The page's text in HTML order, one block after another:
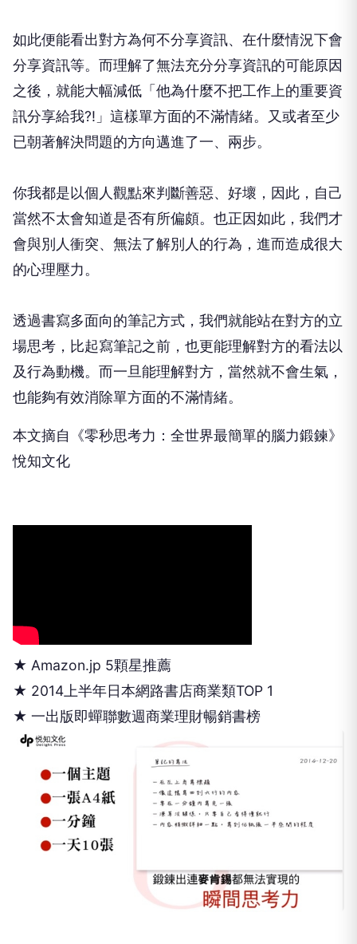
如此便能看出對方為何不分享資訊、在什麼情況下會
分享資訊等。而理解了無法充分分享資訊的可能原因
之後，就能大幅減低「他為什麼不把工作上的重要資
訊分享給我?!」這樣單方面的不滿情緒。又或者至少
已朝著解決問題的方向邁進了一、兩步。
你我都是以個人觀點來判斷善惡、好壞，因此，自己
當然不太會知道是否有所偏頗。也正因如此，我們才
會與別人衝突、無法了解別人的行為，進而造成很大
的心理壓力。
透過書寫多面向的筆記方式，我們就能站在對方的立
場思考，比起寫筆記之前，也更能理解對方的看法以
及行為動機。而一旦能理解對方，當然就不會生氣，
也能夠有效消除單方面的不滿情緒。
本文摘自《零秒思考力：全世界最簡單的腦力鍛鍊》
悅知文化
★ Amazon.jp 5顆星推薦
★ 2014上半年日本網路書店商業類TOP 1
★ 一出版即蟬聯數週商業理財暢銷書榜